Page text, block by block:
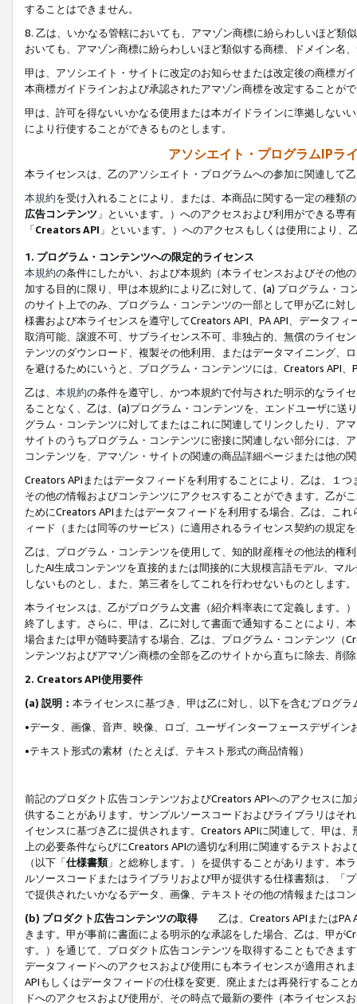
することはできません。
8. 乙は、いかなる管轄においても、アマゾン商標に紛らわしいほど類
おいても、アマゾン商標に紛らわしいほど類似する商標、ドメイン名
甲は、アソシエイト・サイトに改定のお知らせまたは改定後の商標ガ
本商標ガイドラインおよび承認されたアマゾン商標を改定することが
甲は、許可を得ないいかなる使用または本ガイドラインに準拠しない
により行使することができるものとします。
アソシエイト・プログラムIPラ
本ライセンスは、乙のアソシエイト・プログラムへの参加に関連して
本規約を受け入れることにより、または、本商品に関する一定の種類
広告コンテンツ 」といいます。）へのアクセスおよび利用ができる専
「Creators API 」といいます。）へのアクセスもしくは使用により
1. プログラム・コンテンツへの限定的ライセンス
本規約の条件にしたがい、および本規約（本ライセンスおよびその他
加する目的に限り、甲は本規約により乙に対して、(a) プログラム・
のサイト上でのみ、プログラム・コンテンツの一部として甲が乙に対
様書および本ライセンスを遵守してCreators API、PA API、データフ
取消可能、譲渡不可、サブライセンス不可、非独占的、無償のライセ
テンツのダウンロード、複製その他利用、またはデータマイニング、
を避けるためにいうと、プログラム・コンテンツには、Creators API
乙は、 本規約の条件を遵守し、かつ本規約で付与された明示的なライ
ることなく、乙は、(a)プログラム・コンテンツを、エンドユーザに
グラム・コンテンツに対してまたはこれに関連してリンクしたり、ア
サイトのうちプログラム・コンテンツに密接に関連しない部分には、
コンテンツを、アマゾン・サイトの関連の商品詳細ページまたは他の
Creators APIまたはデータフィードを利用することにより、乙は、１
その他の情報およびコンテンツにアクセスすることができます。乙が
ためにCreators APIまたはデータフィードを利用する場合、乙は、こ
ィード（または同等のサービス）に適用されるライセンス契約の規定
乙は、プログラム・コンテンツを使用して、知的財産権その他法的権
したAI生成コンテンツを直接的または間接的に大規模言語モデル、マ
しないものとし、また、第三者をしてこれを行わせないものとします。
本ライセンスは、乙がプログラム文書（紹介料率表にて定義します。
終了します。さらに、甲は、乙に対して書面で通知することにより、
場合または甲が随時要請する場合、乙は、プログラム・コンテンツ（
ンテンツおよびアマゾン商標の全部を乙のサイトから直ちに除去、削
2. Creators API使用要件
(a) 説明： 本ライセンスに基づき、甲は乙に対し、以下を含むプログ
•データ、画像、音声、映像、ロゴ、ユーザインターフェースデザイ
•テキスト形式の素材（たとえば、テキスト形式の商品情報）
前記のプロダクト広告コンテンツおよびCreators APIへのアクセスに
供することがあります。サンプルソースコードおよびライブラリはそ
イセンスに基づき乙に提供されます。Creators APIに関連して、甲は
上の必要条件ならびにCreators APIの適切な利用に関連するテストお
（以下「仕様書類」と総称します。）を提供することがあります。本
ルソースコードまたはライブラリおよび甲が提供する仕様書類は、「
で提供されたいかなるデータ、画像、テキストその他の情報またはコ
(b) プロダクト広告コンテンツの取得
乙は、Creators APIまたはPA
きます。甲が事前に書面による明示的な承認をした場合、乙は、甲が
す。）を通じて、プロダクト広告コンテンツを取得することもできま
データフィードへのアクセスおよび使用にも本ライセンスが適用され
APIもしくはデータフィードの仕様を変更、廃止または再発行するこ
ドへのアクセスおよび使用が、その時点で最新の要件（本ライセン